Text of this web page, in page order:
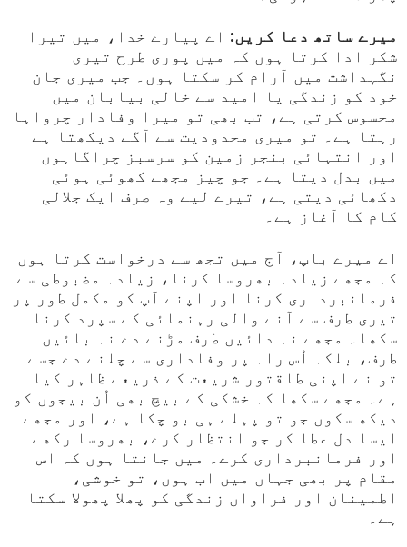
میرے ساتھ دعا کریں: اے پیارے خدا، میں تیرا
شکر ادا کرتا ہوں کہ میں پوری طرح تیری
نگہداشت میں آرام کر سکتا ہوں۔ جب میری جان
خود کو زندگی یا امید سے خالی بیابان میں
محسوس کرتی ہے، تب بھی تو میرا وفادار چرواہا
رہتا ہے۔ تو میری محدودیت سے آگے دیکھتا ہے
اور انتہائی بنجر زمین کو سرسبز چراگاہوں
میں بدل دیتا ہے۔ جو چیز مجھے کھوئی ہوئی
دکھائی دیتی ہے، تیرے لیے وہ صرف ایک جلالی
کام کا آغاز ہے۔
اے میرے باپ، آج میں تجھ سے درخواست کرتا ہوں
کہ مجھے زیادہ بھروسا کرنا، زیادہ مضبوطی سے
فرمانبرداری کرنا اور اپنے آپ کو مکمل طور پر
تیری طرف سے آنے والی رہنمائی کے سپرد کرنا
سکھا۔ مجھے نہ دائیں طرف مڑنے دے نہ بائیں
طرف، بلکہ اُس راہ پر وفاداری سے چلنے دے جسے
تو نے اپنی طاقتور شریعت کے ذریعے ظاہر کیا
ہے۔ مجھے سکھا کہ خشکی کے بیچ بھی اُن بیجوں کو
دیکھ سکوں جو تو پہلے ہی بو چکا ہے، اور مجھے
ایسا دل عطا کر جو انتظار کرے، بھروسا رکھے
اور فرمانبرداری کرے۔ میں جانتا ہوں کہ اس
مقام پر بھی جہاں میں اب ہوں، تو خوشی،
اطمینان اور فراواں زندگی کو پھلا پھولا سکتا
ہے۔